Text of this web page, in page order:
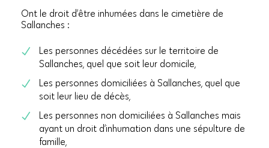
Ont le droit d’être inhumées dans le cimetière de
Sallanches :
Les personnes décédées sur le territoire de
Sallanches, quel que soit leur domicile,
Les personnes domiciliées à Sallanches, quel que
soit leur lieu de décès,
Les personnes non domiciliées à Sallanches mais
ayant un droit d’inhumation dans une sépulture de
famille,